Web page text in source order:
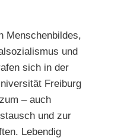
Menschenbildes,
und
sich in der
Freiburg
– auch
und zur
Lebendig